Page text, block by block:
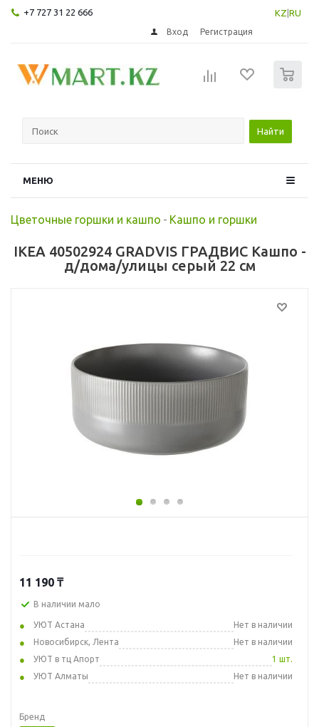
+7 727 31 22 666 KZ RU
Вход Регистрация
Найти
МЕНЮ
Цветочные горшки и кашпо - Кашпо и горшки
IKEA 40502924 GRADVIS ГРАДВИС Кашпо -
д/дома/улицы серый 22 см
11 190 ₸
В наличии мало
УЮТ Астана
Нет в наличии
Новосибирск, Лента
Нет в наличии
УЮТ в тц Апорт
1 шт.
УЮТ Алматы
Нет в наличии
Бренд